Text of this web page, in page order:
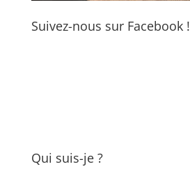
Suivez-nous sur Facebook !
Qui suis-je ?